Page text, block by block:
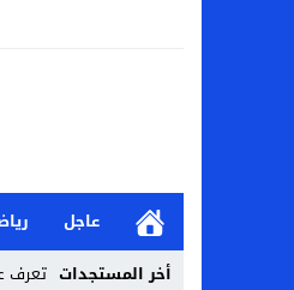
عاجل
أخر المستجدات تعرف